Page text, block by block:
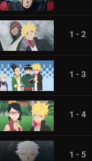
1 - 2
1 - 3
1 - 4
1 - 5